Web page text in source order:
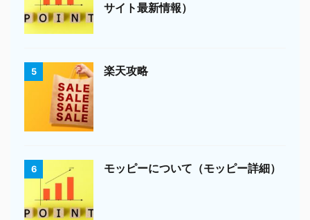
サイト最新情報）
5 楽天攻略
6 モッピーについて（モッピー詳細）